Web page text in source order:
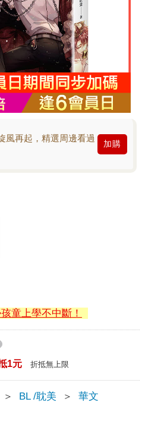
風再起，精選周邊看過
加購
童上學不中斷！
1元 折抵無上限
＞ BL /耽美 ＞ 華文